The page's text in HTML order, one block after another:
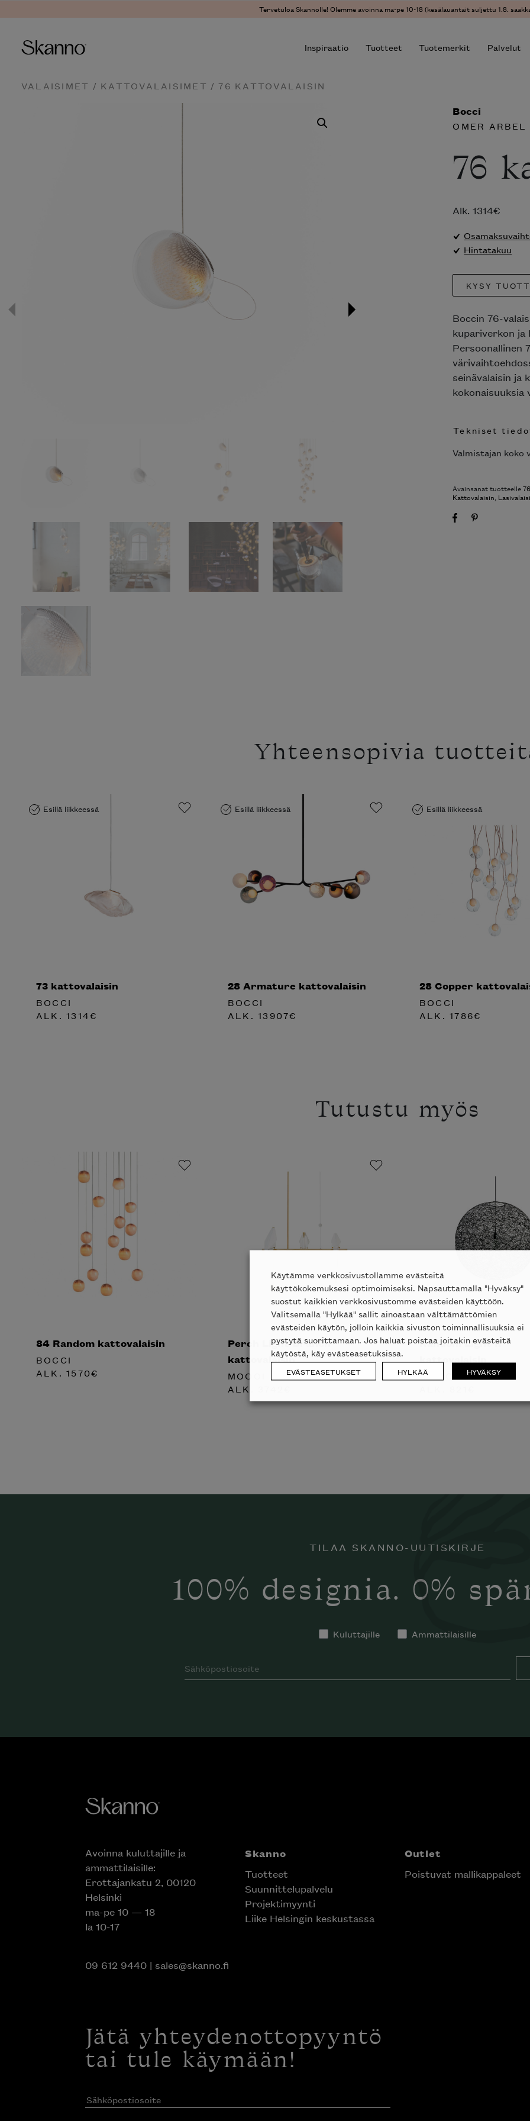
Tervetuloa Skannolle! Olemme avoinna ma-pe 10-18 (kesälauantait suljettu 1.8.
Inspiraatio Tuotteet Tuotemerkit Palvelut
Haku
VALAISIMET / KATTOVALAISIMET / 76 KATTOVALAISIN
Bocci
OMER ARBEL
76
Alk.1314€
Hintatakuu
KYSY
Boccin 76-
kupariverkon ja
Persoonallinen
seinävalaisin ja
kokonaisuuksia
Tekniset
Valmistajan koko
Avainsanat tuotteelle
Kattovalaisin,
Yhteensopivia
Esillä liikkeessä
73 kattovalaisin
BOCCI
ALK.1314€
Esillä liikkeessä
28 Armature kattovalaisin
BOCCI
ALK.13907€
Esillä liikkeessä
28 Copper
BOCCI
ALK.1786€
Tutustu myös
84 Random kattovalaisin
BOCCI
ALK.1570€
Perch Light Branch
kattovalaisin
MOOOI
ALK.
Random Light II
kattovalaisin
MOOOI
TILAA SKANNO-UUTISKIRJE
100% designia. 0%
Kuluttajille Ammattilaisille
Avoinna kuluttajille ja
ammattilaisille:
Erottajankatu 2, 00120
Helsinki
ma-pe 10 — 18
la 10-17
09 612 9440| sales@skanno.fi
Skanno
Tuotteet
Suunnittelupalvelu
Projektimyynti
Liike Helsingin keskustassa
Outlet
Poistuvat mallikappaleet
Jätä yhteydenottopyyntö
tai tule käymään!
Sähköpostiosoite(Pakollinen)
Käytämme verkkosivustollamme evästeitä
käyttökokemuksesi optimoimiseksi. Napsauttamalla "Hyväksy"
suostut kaikkien verkkosivustomme evästeiden käyttöön.
Valitsemalla "Hylkää" sallit ainoastaan välttämättömien
evästeiden käytön, jolloin kaikkia sivuston toiminnallisuuksia ei
pystytä suorittamaan. Jos haluat poistaa joitakin evästeitä
käytöstä, käy evästeasetuksissa.
EVÄSTEASETUKSET HYLKÄÄ HYVÄKSY